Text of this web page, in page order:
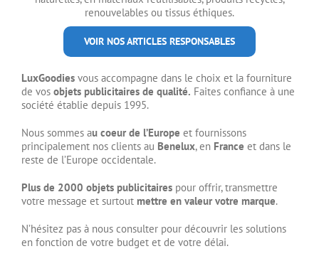
renouvelables ou tissus éthiques.
VOIR NOS ARTICLES RESPONSABLES
LuxGoodies vous accompagne dans le choix et la fourniture
de vos objets publicitaires de qualité. Faites confiance à une
société établie depuis 1995.
Nous sommes au coeur de l’Europe et fournissons
principalement nos clients au Benelux, en France et dans le
reste de l’Europe occidentale.
Plus de 2000 objets publicitaires pour offrir, transmettre
votre message et surtout mettre en valeur votre marque.
N’hésitez pas à nous consulter pour découvrir les solutions
en fonction de votre budget et de votre délai.